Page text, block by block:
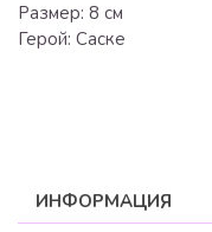
Размер: 8 см
Герой: Саске
ИНФОРМАЦИЯ